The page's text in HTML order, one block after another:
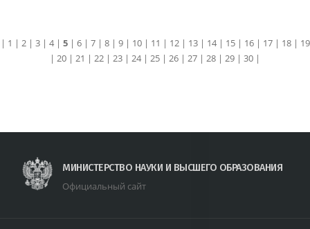
| 1 | 2| 3| 4| 5| 6| 7| 8| 9| 10| 11 | 12| 13| 14| 15| 16| 17| 18| 19
| 20 | 21 | 22 | 23 | 24 | 25 | 26 | 27 | 28 | 29 | 30 |
МИНИСТЕРСТВО НАУКИ И ВЫСШЕГО ОБРАЗОВАНИЯ
Официальный сайт